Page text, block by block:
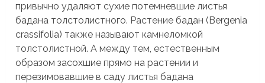
привычно удаляют сухие потемневшие листья
бадана толстолистного. Растение бадан (Bergenia
crassifolia) также называют камнеломкой
толстолистной. А между тем, естественным
образом засохшие прямо на растении и
перезимовавшие в саду листья бадана